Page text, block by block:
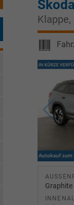
Klappe,